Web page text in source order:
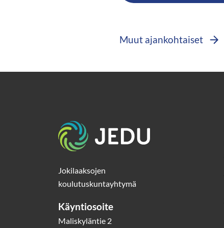
Muut ajankohtaiset
Etusivu
Jokilaaksojen
koulutuskuntayhtymä
Käyntiosoite
Maliskyläntie 2